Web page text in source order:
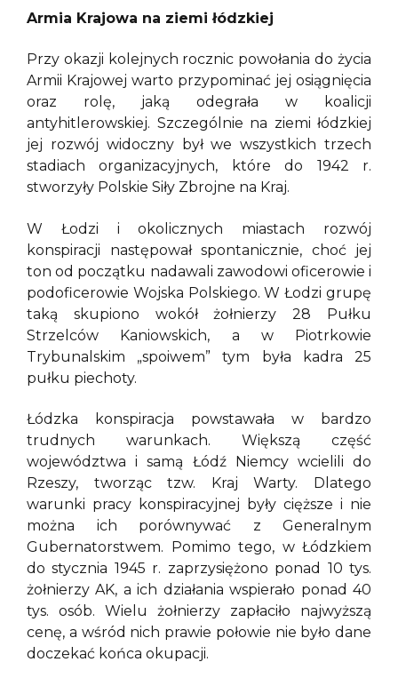
Armia Krajowa na ziemi łódzkiej
Przy okazji kolejnych rocznic powołania do życia
Armii Krajowej warto przypominać jej osiągnięcia
oraz rolę, jaką odegrała w koalicji
antyhitlerowskiej. Szczególnie na ziemi łódzkiej
jej rozwój widoczny był we wszystkich trzech
stadiach organizacyjnych, które do 1942 r.
stworzyły Polskie Siły Zbrojne na Kraj.
W Łodzi i okolicznych miastach rozwój
konspiracji następował spontanicznie, choć jej
ton od początku nadawali zawodowi oficerowie i
podoficerowie Wojska Polskiego. W Łodzi grupę
taką skupiono wokół żołnierzy 28 Pułku
Strzelców Kaniowskich, a w Piotrkowie
Trybunalskim „spoiwem” tym była kadra 25
pułku piechoty.
Łódzka konspiracja powstawała w bardzo
trudnych warunkach. Większą część
województwa i samą Łódź Niemcy wcielili do
Rzeszy, tworząc tzw. Kraj Warty. Dlatego
warunki pracy konspiracyjnej były cięższe i nie
można ich porównywać z Generalnym
Gubernatorstwem. Pomimo tego, w Łódzkiem
do stycznia 1945 r. zaprzysiężono ponad 10 tys.
żołnierzy AK, a ich działania wspierało ponad 40
tys. osób. Wielu żołnierzy zapłaciło najwyższą
cenę, a wśród nich prawie połowie nie było dane
doczekać końca okupacji.